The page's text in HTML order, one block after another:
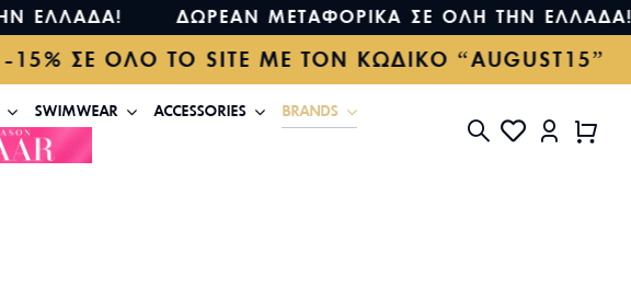
ΔΩΡΕΑΝ ΜΕΤΑΦΟΡΙΚΑ ΣΕ ΟΛΗ ΤΗΝ
ΣΕ ΟΛΟ ΤΟ SITE ΜΕ ΤΟΝ ΚΩΔΙΚΟ
SWIMWEAR ACCESSORIES
BRANDS